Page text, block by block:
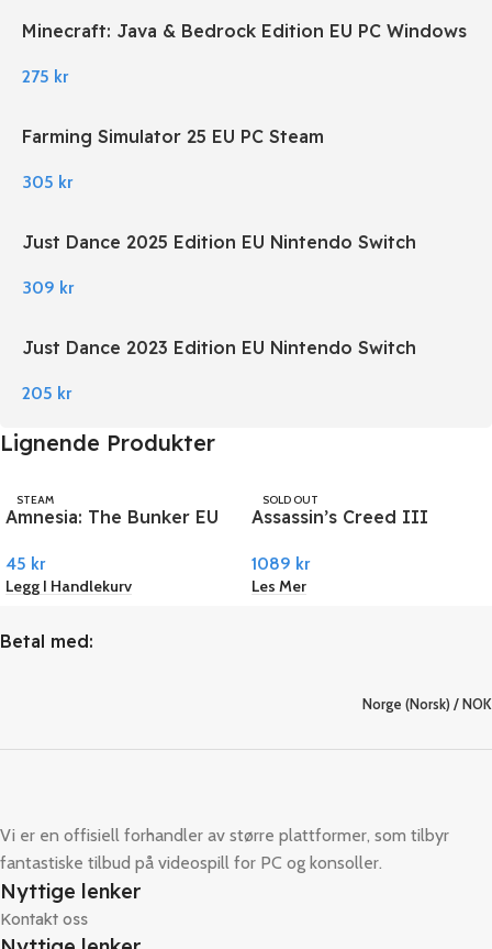
Minecraft: Java & Bedrock Edition EU PC Windows
275 kr
Farming Simulator 25 EU PC Steam
305 kr
Just Dance 2025 Edition EU Nintendo Switch
309 kr
Just Dance 2023 Edition EU Nintendo Switch
205 kr
Lignende Produkter
STEAM
Amnesia: The Bunker EU
45 kr
Legg I Handlekurv
SOLD OUT
UBISOFT
Assassin’s Creed III
Connect
1089 kr
Les Mer
Betal med:
Norge (Norsk) / NOK
Vi er en offisiell forhandler av større plattformer, som tilbyr
fantastiske tilbud på videospill for PC og konsoller.
Nyttige lenker
Kontakt oss